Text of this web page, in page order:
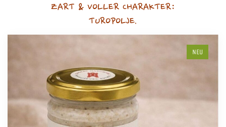
ZART & VOLLER CHARAKTER:
TUROPOLJE.
NEU